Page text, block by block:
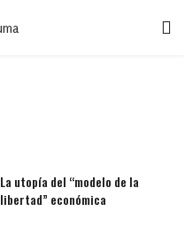
La utopía del “modelo de la
libertad” económica